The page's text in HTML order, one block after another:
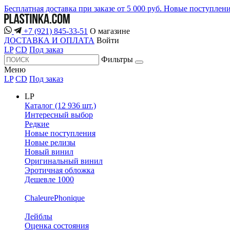
Бесплатная доставка при заказе от 5 000 руб. Новые
+7 (921) 845-33-51 О магазине
ДОСТАВКА И ОПЛАТА Войти
LP CD Под заказ
Фильтры
Меню
LP CD Под заказ
LP
Каталог (12 936 шт.)
Интересный выбор
Редкие
Новые поступления
Новые релизы
Новый винил
Оригинальный винил
Эротичная обложка
Дешевле 1000
ChaleurePhonique
Лейблы
Оценка состояния